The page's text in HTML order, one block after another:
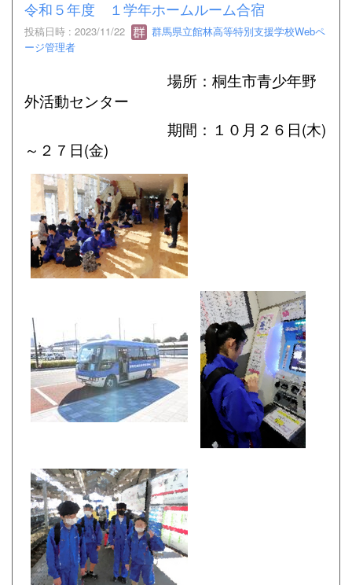
令和５年度 １学年ホームルーム合宿
投稿日時 : 2023/11/22
群馬県立館林高等特別支援学校Webペ
ージ管理者
場所：桐生市青少年野
外活動センター
期間：１０月２６日(木)
～２７日(金)